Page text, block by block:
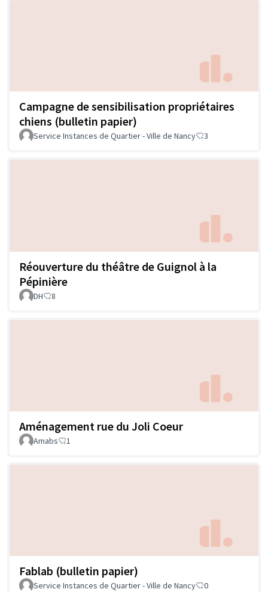
Campagne de sensibilisation propriétaires
chiens (bulletin papier)
Service Instances de Quartier - Ville de Nancy 3
Réouverture du théâtre de Guignol à la
Pépinière
DH 8
Aménagement rue du Joli Coeur
Amabs 1
Fablab (bulletin papier)
Service Instances de Quartier - Ville de Nancy 0